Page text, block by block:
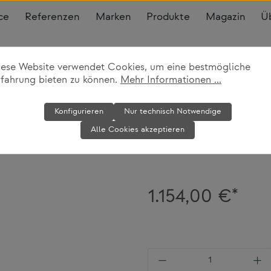
Referenzen Marken Produkte Magazin
Drehstuhl FS-
1.154,00 €*
Produkt Anzahl:
Website verwendet Cookies, um eine bestmögliche
bieten zu können. Mehr Informationen ...
Nur technisch Notwendige
Konfigurieren
Alle Cookies akzeptieren